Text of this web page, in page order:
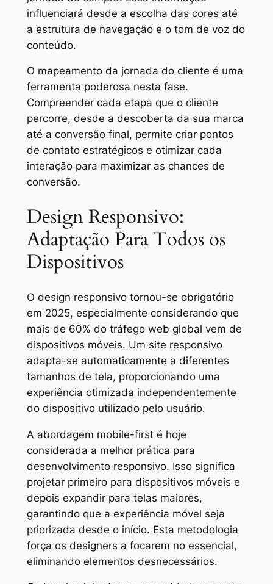
influenciará desde a escolha das cores até
a estrutura de navegação e o tom de voz do
conteúdo.
O mapeamento da jornada do cliente é uma
ferramenta poderosa nesta fase.
Compreender cada etapa que o cliente
percorre, desde a descoberta da sua marca
até a conversão final, permite criar pontos
de contato estratégicos e otimizar cada
interação para maximizar as chances de
conversão.
Design Responsivo:
Adaptação Para Todos os
Dispositivos
O design responsivo tornou-se obrigatório
em 2025, especialmente considerando que
mais de 60% do tráfego web global vem de
dispositivos móveis. Um site responsivo
adapta-se automaticamente a diferentes
tamanhos de tela, proporcionando uma
experiência otimizada independentemente
do dispositivo utilizado pelo usuário.
A abordagem mobile-first é hoje
considerada a melhor prática para
desenvolvimento responsivo. Isso significa
projetar primeiro para dispositivos móveis e
depois expandir para telas maiores,
garantindo que a experiência móvel seja
priorizada desde o início. Esta metodologia
força os designers a focarem no essencial,
eliminando elementos desnecessários.